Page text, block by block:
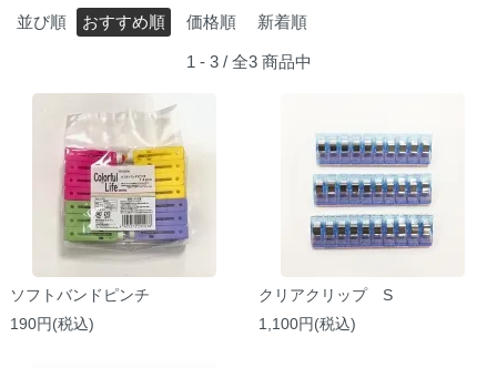
並び順 おすすめ順 価格順 新着順
1 - 3 / 全3 商品中
ソフトバンドピンチ
190円(税込)
クリアクリップ S
1,100円(税込)